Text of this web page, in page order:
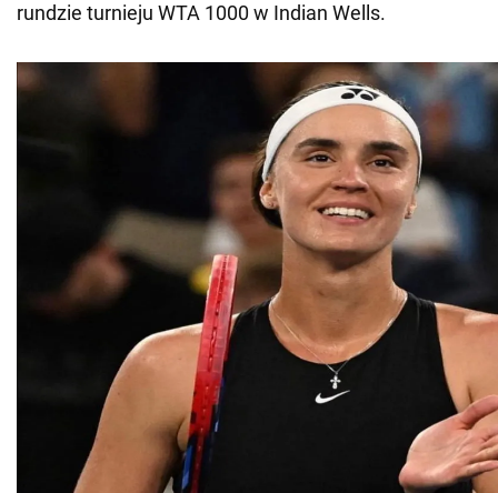
rundzie turnieju WTA 1000 w Indian Wells.